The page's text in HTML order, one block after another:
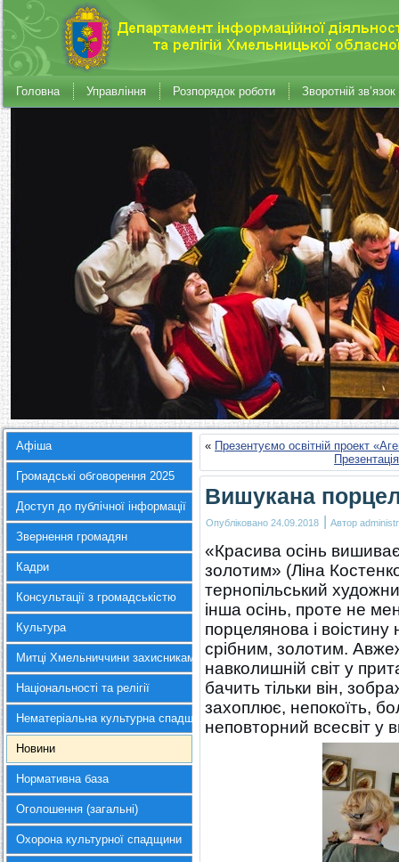
Головна Управління Розпорядок роботи Зворотній зв’язок
Афіша
Громадські обговорення 2025
Доступ до публічної інформації
Звернення громадян
Кадри
Консультації з громадськістю
Культура
Митці Хмельниччини захисникам України
Національності та релігії
Нематеріальна культурна спадщина
Новини
Нормативна база
Оголошення (загальні)
Охорона культурної спадщини
« Презентуємо освітній проект
Вишукана
Опубліковано 24.09.2018 | Автор
«Красива осінь
золотим» (Ліна
тернопільський
інша осінь, проте не
порцелянова і
срібним, золотим.
навколишній світ у
бачить тільки він,
захоплює, непокоїть,
неповторний всесвіт у